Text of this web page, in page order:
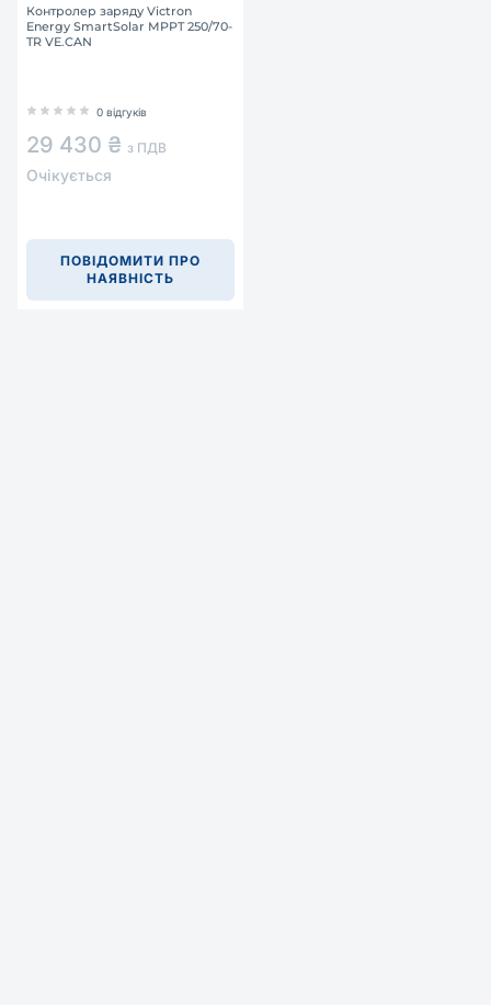
Контролер заряду Victron
Energy SmartSolar MPPT 250/70-
TR VE.CAN
0 відгуків
29 430 ₴ з ПДВ
Очікується
ПОВІДОМИТИ ПРО
НАЯВНІСТЬ